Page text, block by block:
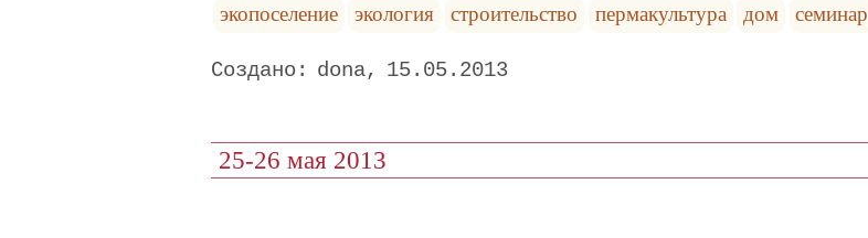
экопоселение
экология строительство пермакультура дом семинар
dona 15.05.2013
25-26 мая 2013